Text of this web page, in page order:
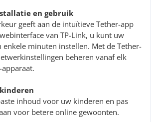
en gebruik
geeft aan de intuïtieve Tether-app
van TP-Link, u kunt uw
enkele minuten instellen. Met de Tether-
beheren vanaf elk
inhoud voor uw kinderen en pas
voor betere online gewoonten.